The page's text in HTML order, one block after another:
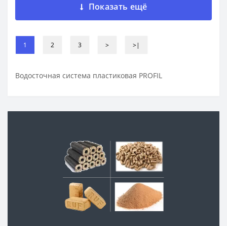
Показать ещё
1 2 3 > >|
Водосточная система пластиковая PROFIL